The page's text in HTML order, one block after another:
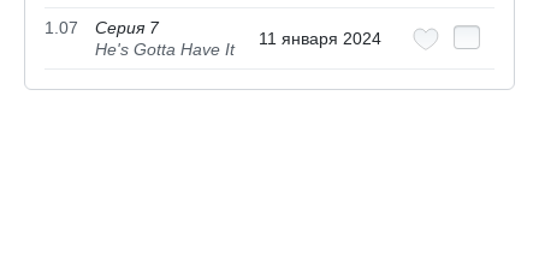
1.07
Серия 7
He's Gotta Have It
11 января 2024